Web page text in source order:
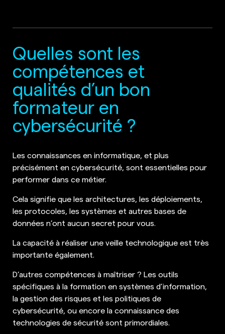
Quelles sont les
compétences et
qualités d’un bon
formateur en
cybersécurité ?
Les connaissances en informatique, et plus
précisément en cybersécurité, sont essentielles pour
performer dans ce métier.
Cela signifie que les architectures, les déploiements,
les protocoles, les systèmes et autres bases de
données n’ont aucun secret pour vous.
La capacité à réaliser une veille technologique est très
importante également.
D’autres compétences à maîtriser ? Les outils
spécifiques à la formation en systèmes d’information,
la gestion des risques et les politiques de
cybersécurité, ou encore la connaissance des
technologies de sécurité sont primordiales.